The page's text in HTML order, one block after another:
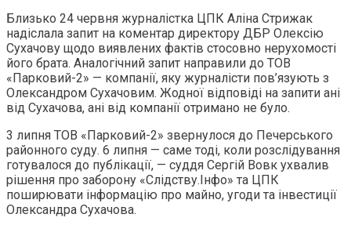
Близько 24 червня журналістка ЦПК Аліна Стрижак
надіслала запит на коментар директору ДБР Олексію
Сухачову щодо виявлених фактів стосовно нерухомості
його брата. Аналогічний запит направили до ТОВ
«Парковий-2» — компанії, яку журналісти пов’язують з
Олександром Сухачовим. Жодної відповіді на запити ані
від Сухачова, ані від компанії отримано не було.
3 липня ТОВ «Парковий-2» звернулося до Печерського
районного суду. 6 липня — саме тоді, коли розслідування
готувалося до публікації, — суддя Сергій Вовк ухвалив
рішення про заборону «Слідству.Інфо» та ЦПК
поширювати інформацію про майно, угоди та інвестиції
Олександра Сухачова.